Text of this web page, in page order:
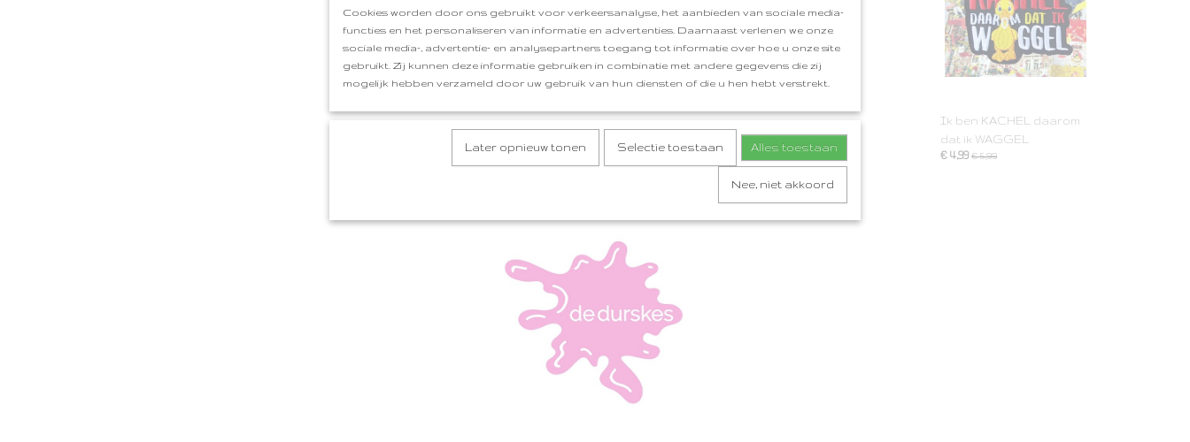
Ik ben KACHEL daarom
dat ik WAGGEL
€ 4,99 € 5,99
Cookies worden door ons gebruikt voor verkeersanalyse, het aanbieden van sociale media-
functies en het personaliseren van informatie en advertenties. Daarnaast verlenen we onze
sociale media-, advertentie- en analysepartners toegang tot informatie over hoe u onze site
gebruikt. Zij kunnen deze informatie gebruiken in combinatie met andere gegevens die zij
mogelijk hebben verzameld door uw gebruik van hun diensten of die u hen hebt verstrekt.
Later opnieuw tonen Selectie toestaan Alles toestaan
Nee, niet akkoord